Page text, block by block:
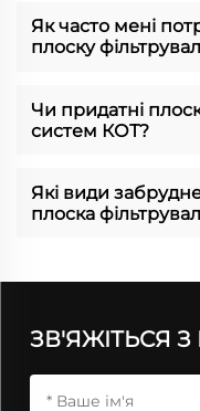
Як часто мені
плоску
Чи придатні
систем КОТ?
Які види
плоска
ЗВ'ЯЖІТЬСЯ